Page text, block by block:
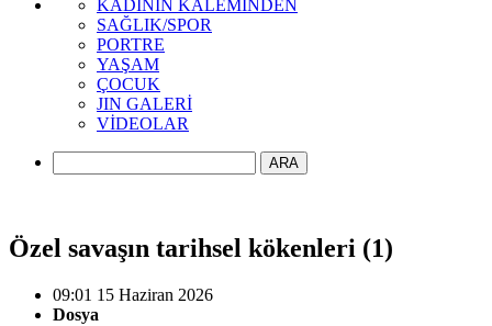
KADININ KALEMİNDEN
SAĞLIK/SPOR
PORTRE
YAŞAM
ÇOCUK
JIN GALERİ
VİDEOLAR
ARA
Özel savaşın tarihsel kökenleri (1)
09:01 15 Haziran 2026
Dosya